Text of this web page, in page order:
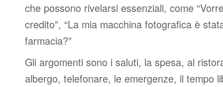
che possono rivelarsi essenziali, come
credito”, “La mia macchina fotografica è
farmacia?”
Gli argomenti sono i saluti, la spesa, al
albergo, telefonare, le emergenze, il tempo